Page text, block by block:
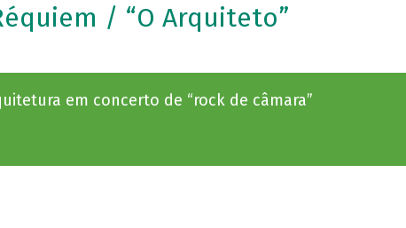
/ “O Arquiteto”
em concerto de “rock de câmara”